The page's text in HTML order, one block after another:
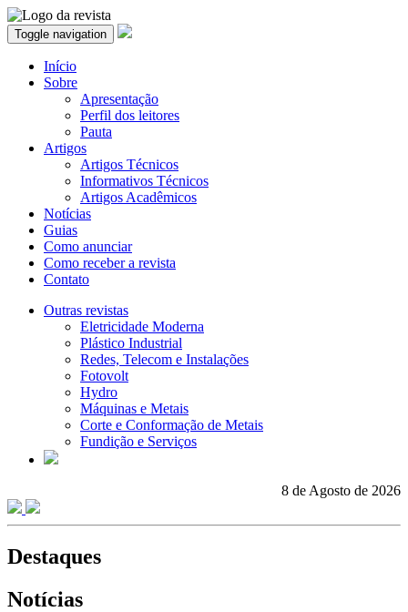
Toggle navigation
Início
Sobre
Apresentação
Perfil dos leitores
Pauta
Artigos
Artigos Técnicos
Informativos Técnicos
Artigos Acadêmicos
Notícias
Guias
Como anunciar
Como receber a revista
Contato
Outras revistas
Eletricidade Moderna
Plástico Industrial
Redes, Telecom e Instalações
Fotovolt
Hydro
Máquinas e Metais
Corte e Conformação de Metais
Fundição e Serviços
8 de Agosto de 2026
Destaques
Notícias